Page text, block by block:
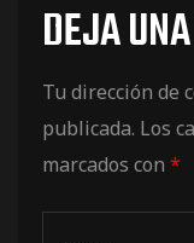
DEJA
Tu dirección de
publicada. Los
marcados con *
pista